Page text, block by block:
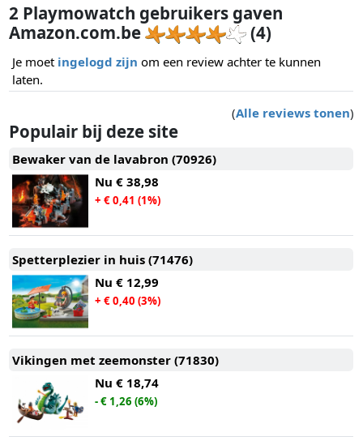
2 Playmowatch gebruikers gaven
Amazon.com.be
(4)
Je moet ingelogd zijn om een review achter te kunnen
laten.
(Alle reviews tonen)
Populair bij deze site
Bewaker van de lavabron (70926)
Nu € 38,98
+ € 0,41 (1%)
Spetterplezier in huis (71476)
Nu € 12,99
+ € 0,40 (3%)
Vikingen met zeemonster (71830)
Nu € 18,74
- € 1,26 (6%)